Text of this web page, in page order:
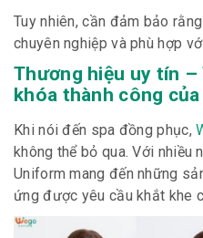
Tuy nhiên, cần đảm bảo
chuyên nghiệp và phù hợp
Thương hiệu uy tín –
khóa thành công
Khi nói đến spa đồng phục,
không thể bỏ qua. Với nhiều
Uniform mang đến những
ứng được yêu cầu khắt khe